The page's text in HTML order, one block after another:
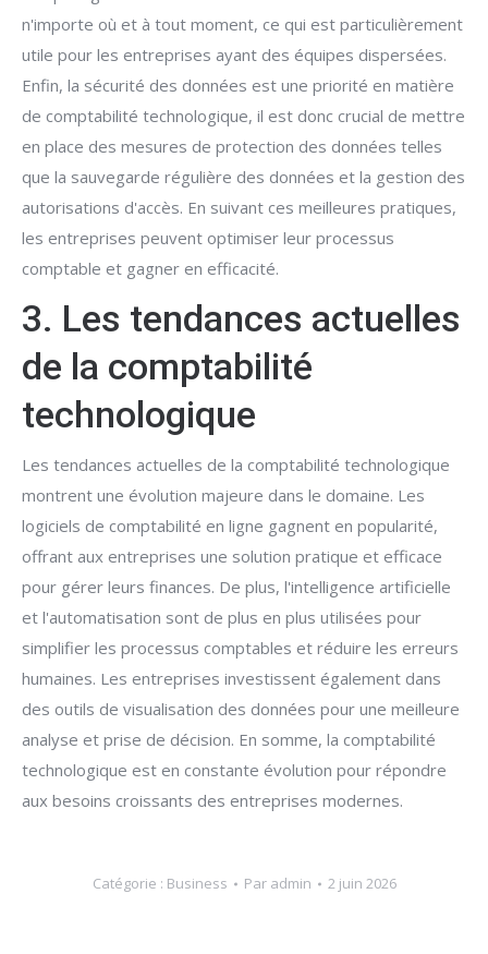
n'importe où et à tout moment, ce qui est particulièrement
utile pour les entreprises ayant des équipes dispersées.
Enfin, la sécurité des données est une priorité en matière
de comptabilité technologique, il est donc crucial de mettre
en place des mesures de protection des données telles
que la sauvegarde régulière des données et la gestion des
autorisations d'accès. En suivant ces meilleures pratiques,
les entreprises peuvent optimiser leur processus
comptable et gagner en efficacité.
3. Les tendances actuelles
de la comptabilité
technologique
Les tendances actuelles de la comptabilité technologique
montrent une évolution majeure dans le domaine. Les
logiciels de comptabilité en ligne gagnent en popularité,
offrant aux entreprises une solution pratique et efficace
pour gérer leurs finances. De plus, l'intelligence artificielle
et l'automatisation sont de plus en plus utilisées pour
simplifier les processus comptables et réduire les erreurs
humaines. Les entreprises investissent également dans
des outils de visualisation des données pour une meilleure
analyse et prise de décision. En somme, la comptabilité
technologique est en constante évolution pour répondre
aux besoins croissants des entreprises modernes.
Catégorie : Business Par admin 2 juin 2026